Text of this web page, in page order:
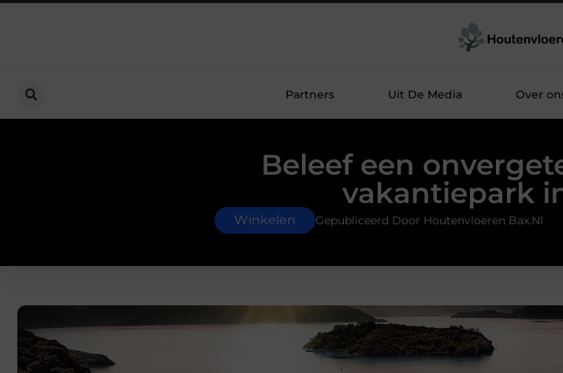
Partners Uit De Media Over
Beleef een
vakantiepark
Winkelen Gepubliceerd Door Houtenvloeren Bax.nl